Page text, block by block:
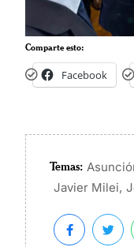
Comparte esto:
Facebook
Temas:
Javier Milei,